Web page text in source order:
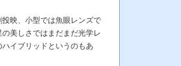
映、小型では魚眼レンズで
美しさではまだまだ光学レ
イブリッドというのもあ